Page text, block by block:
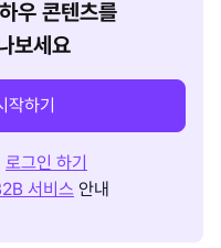
우 콘텐츠를
보세요
작하기
로그인 하기
서비스 안내